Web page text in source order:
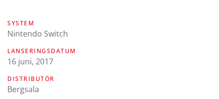
SYSTEM
Nintendo Switch
LANSERINGSDATUM
16 juni, 2017
DISTRIBUTÖR
Bergsala